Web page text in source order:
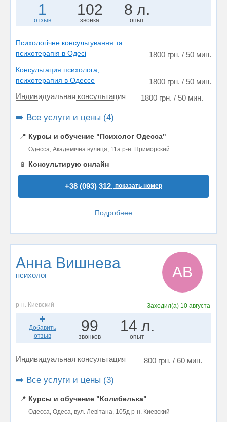
1
отзыв
102
звонка
8 л.
опыт
Психологічне консультування та
психотерапія в Одесі
1800 грн. / 50 мин.
Консультация психолога,
психотерапия в Одессе
1800 грн. / 50 мин.
Индивидуальная консультация
1800 грн. / 50 мин.
➡️ Все услуги и цены (4)
📍 Курсы и обучение "Психолог Одесса"
Одесса, Академічна вулиця, 11а р-н. Приморский
📱 Консультирую онлайн
+38 (093) 312..показать номер
Подробнее
Анна Вишнева
психолог АВ
р-н. Киевский Заходил(а) 10 августа
Добавить
отзыв
99
звонков
14 л.
опыт
Индивидуальная консультация 800 грн. / 60 мин.
➡️ Все услуги и цены (3)
📍 Курсы и обучение "Колибелька"
Одесса, Одеса, вул. Левітана, 105д р-н. Киевский